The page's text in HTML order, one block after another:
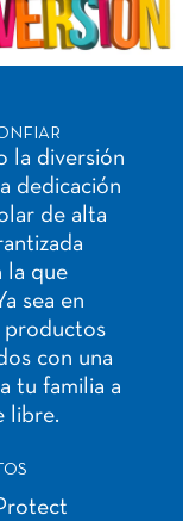
la diversión
dedicación
de alta
la que
sea en
productos
con una
tu familia a
libre.